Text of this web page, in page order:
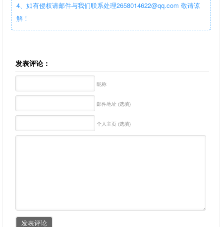
4、如有侵权请邮件与我们联系处理2658014622@qq.com 敬请谅
解！
发表评论：
昵称
邮件地址 (选填)
个人主页 (选填)